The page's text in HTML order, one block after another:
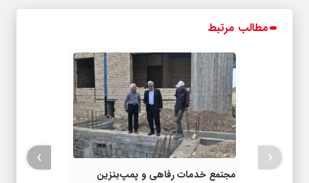
مطالب مرتبط
مجتمع خدمات رفاهی و پمپ‌بنزین
‹
›